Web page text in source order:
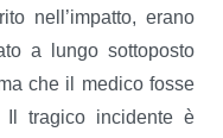
nell’impatto, erano
a lungo sottoposto
che il medico fosse
Il tragico incidente è